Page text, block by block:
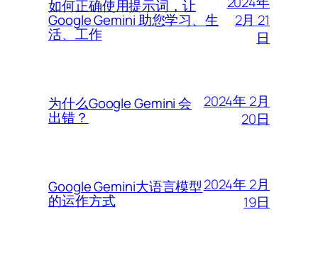
如何正确使用提示词，让
Google Gemini 助您学习、生
活、工作
2月 21
日
为什么Google Gemini 会
出错？
2024年 2月
20日
Google Gemini大语言模型
的运作方式
2024年 2月
19日